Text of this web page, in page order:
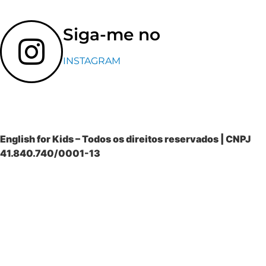
Siga-me no
INSTAGRAM
English for Kids – Todos os direitos reservados | CNPJ
41.840.740/0001-13